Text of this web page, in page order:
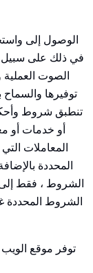
الوصول إلى
في ذلك على سبيل
الصوت
توفيرها
تنطبق شروط
أو خدمات أو
المعاملات
المحددة
الشروط ، فقط
الشروط المحددة